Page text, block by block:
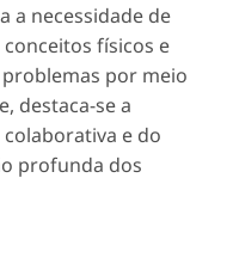
a necessidade de
físicos e
por meio
destaca-se a
e do
profunda dos